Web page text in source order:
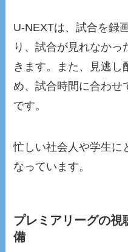
U-NEXTは、試合を録
り、試合が見れなか
きます。また、見逃し
め、試合時間に合わせ
です。
忙しい社会人や学生に
なっています。
プレミアリーグの視
備